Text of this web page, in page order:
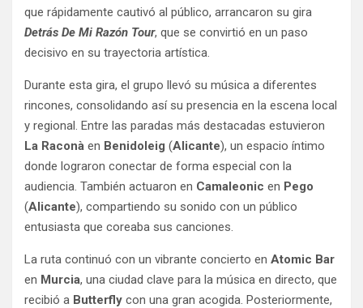
que rápidamente cautivó al público, arrancaron su gira
Detrás De Mi Razón Tour, que se convirtió en un paso
decisivo en su trayectoria artística.
Durante esta gira, el grupo llevó su música a diferentes
rincones, consolidando así su presencia en la escena local
y regional. Entre las paradas más destacadas estuvieron
La Raconà en Benidoleig (Alicante), un espacio íntimo
donde lograron conectar de forma especial con la
audiencia. También actuaron en Camaleonic en Pego
(Alicante), compartiendo su sonido con un público
entusiasta que coreaba sus canciones.
La ruta continuó con un vibrante concierto en Atomic Bar
en Murcia, una ciudad clave para la música en directo, que
recibió a Butterfly con una gran acogida. Posteriormente,